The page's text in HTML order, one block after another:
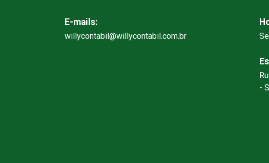
E-mails:
willycontabil@willycontabil.com.br
-